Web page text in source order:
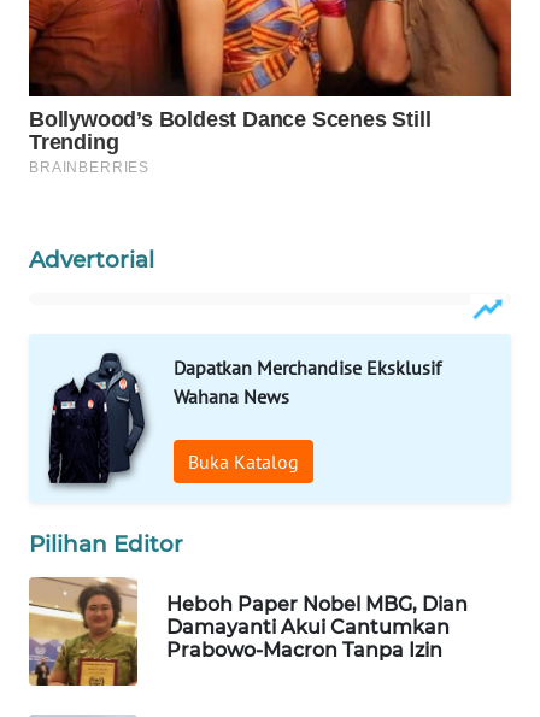
Advertorial
Dapatkan Merchandise Eksklusif
Wahana News
Buka Katalog
Pilihan Editor
Heboh Paper Nobel MBG, Dian
Damayanti Akui Cantumkan
Prabowo-Macron Tanpa Izin
WAHANANEWS
NET
WAHANA
SPORT
WAHANA
PERSONA
WAHANA
OTOMOTIF
WAHANA
HEALTH
WAHANA
DESA